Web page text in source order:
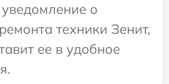
о
техники Зенит,
ее в удобное